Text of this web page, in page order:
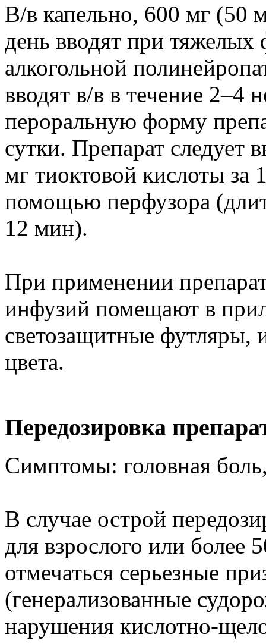
В/в капельно, 600 мг (50
день вводят при тяжелых
алкогольной
вводят в/в в течение 2–4
пероральную форму
сутки. Препарат следует
мг тиоктовой кислоты
помощью перфузора
12 мин).
При применении
инфузий помещают в
светозащитные футляры,
цвета.
Передозировка
Симптомы: головная
В случае острой
для взрослого или более
отмечаться серьезные
(генерализованные
нарушения кислотно-